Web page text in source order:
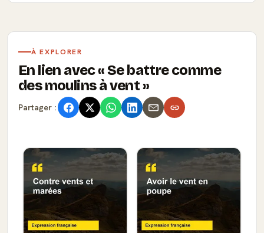
À EXPLORER
En lien avec Se battre comme
des moulins à vent
Partager :